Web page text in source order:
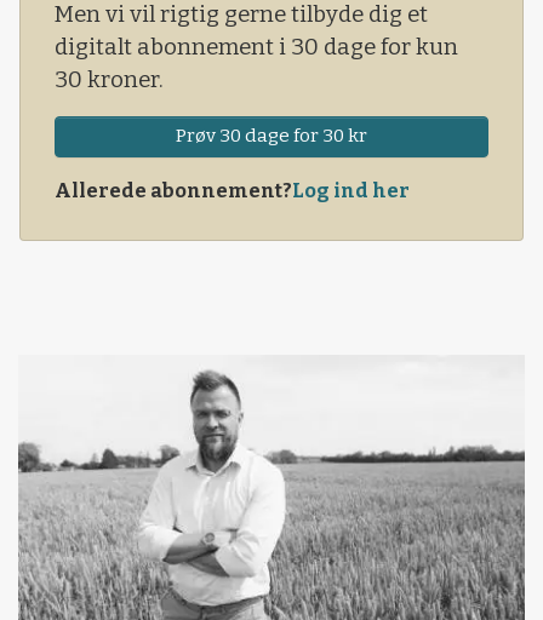
Men vi vil rigtig gerne tilbyde dig et
digitalt abonnement i 30 dage for kun
30 kroner.
Prøv 30 dage for 30 kr
Allerede abonnement?Log ind her